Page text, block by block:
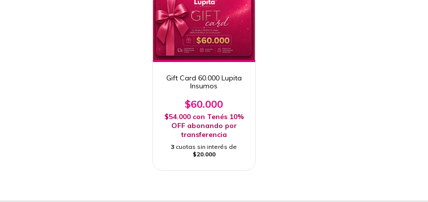
Gift Card 60.000 Lupita
Insumos
$60.000
$54.000 con Tenés 10%
OFF abonando por
transferencia
3 cuotas sin interés de
$20.000